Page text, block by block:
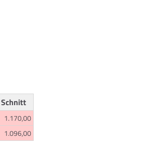
Schnitt
1.170,00
1.096,00